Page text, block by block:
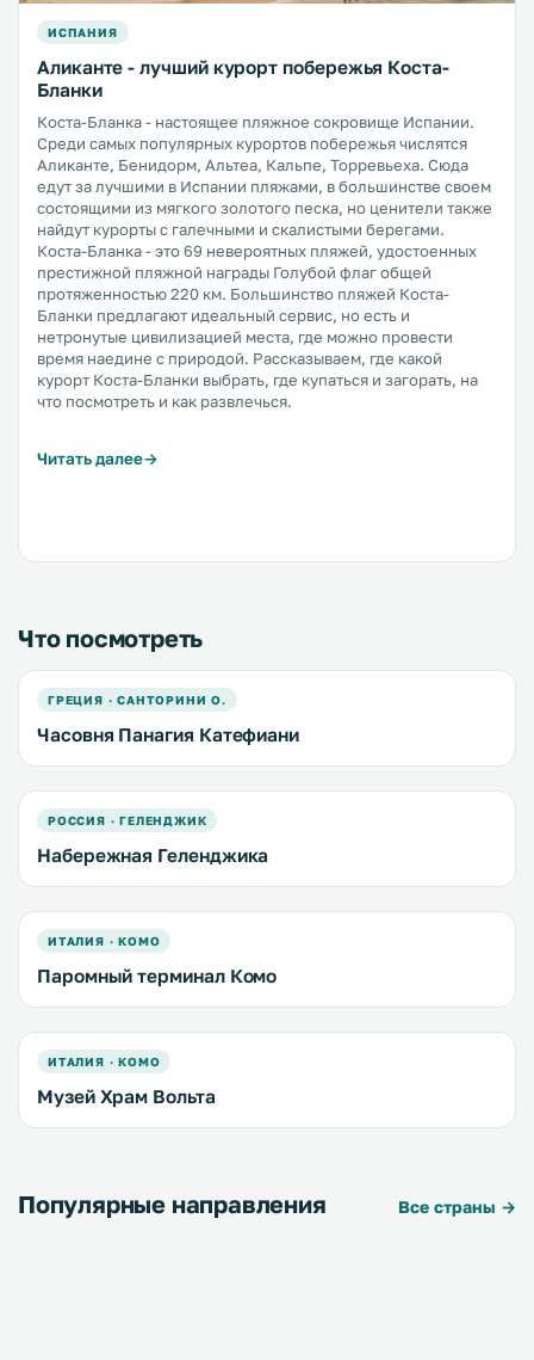
ИСПАНИЯ
Аликанте - лучший курорт побережья Коста-
Бланки
Коста-Бланка - настоящее пляжное сокровище Испании.
Среди самых популярных курортов побережья числятся
Аликанте, Бенидорм, Альтеа, Кальпе, Торревьеха. Сюда
едут за лучшими в Испании пляжами, в большинстве своем
состоящими из мягкого золотого песка, но ценители также
найдут курорты с галечными и скалистыми берегами.
Коста-Бланка - это 69 невероятных пляжей, удостоенных
престижной пляжной награды Голубой флаг общей
протяженностью 220 км. Большинство пляжей Коста-
Бланки предлагают идеальный сервис, но есть и
нетронутые цивилизацией места, где можно провести
время наедине с природой. Рассказываем, где какой
курорт Коста-Бланки выбрать, где купаться и загорать, на
что посмотреть и как развлечься.
Читать далее
Что посмотреть
ГРЕЦИЯ · САНТОРИНИ О.
Часовня Панагия Катефиани
РОССИЯ · ГЕЛЕНДЖИК
Набережная Геленджика
ИТАЛИЯ · КОМО
Паромный терминал Комо
ИТАЛИЯ · КОМО
Музей Храм Вольта
Популярные направления Все страны →